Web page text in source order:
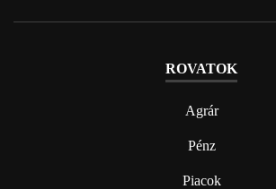
ROVATOK
Agrár
Pénz
Piacok